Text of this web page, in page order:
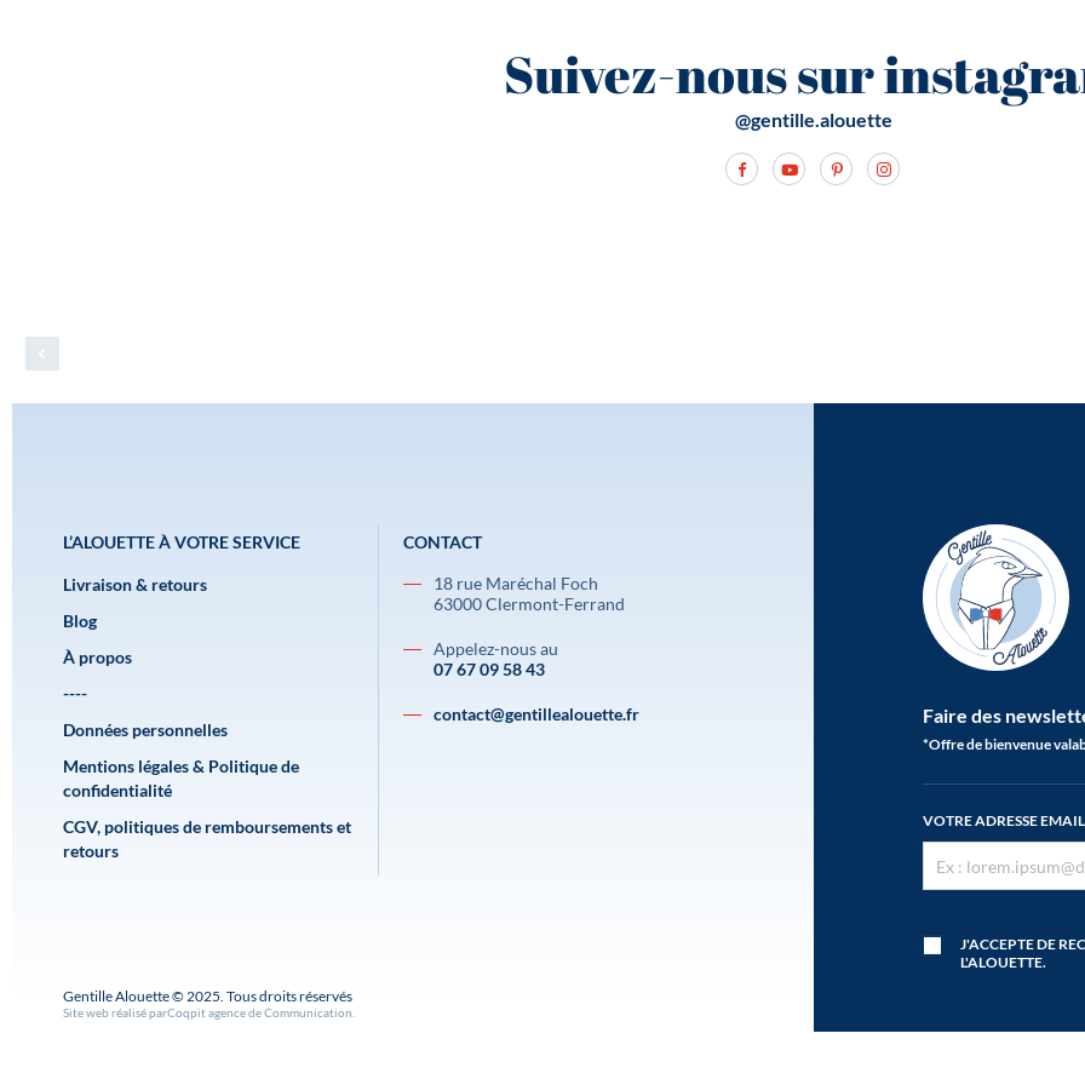
Suivez-nous sur
@gentille.alouette
L’ALOUETTE À VOTRE SERVICE
Livraison & retours
Blog
À propos
----
Données personnelles
Mentions légales & Politique de
confidentialité
CGV, politiques de remboursements et
retours
CONTACT
18 rue Maréchal Foch
63000 Clermont-Ferrand
Appelez-nous au
07 67 09 58 43
contact@gentillealouette.fr
Gentille Alouette © 2025. Tous droits réservés
Site web réalisé parCoqpit agence de Communication
Faire des
*Offre de bienvenue
VOTRE ADRESSE EMAIL
J'ACCEPTE DE
L'ALOUETTE.